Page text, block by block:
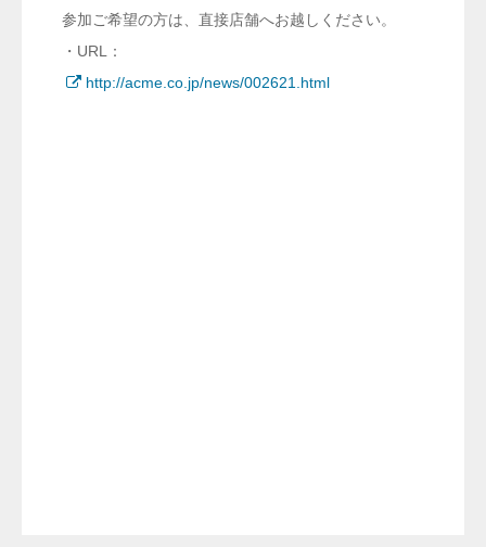
参加ご希望の方は、直接店舗へお越しください。
・URL：
http://acme.co.jp/news/002621.html